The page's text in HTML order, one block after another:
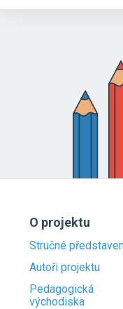
O projektu
Stručné
Autoři projektu
Pedagogická
východiska